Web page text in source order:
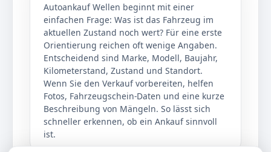
Autoankauf Wellen beginnt mit einer
einfachen Frage: Was ist das Fahrzeug im
aktuellen Zustand noch wert? Für eine erste
Orientierung reichen oft wenige Angaben.
Entscheidend sind Marke, Modell, Baujahr,
Kilometerstand, Zustand und Standort.
Wenn Sie den Verkauf vorbereiten, helfen
Fotos, Fahrzeugschein-Daten und eine kurze
Beschreibung von Mängeln. So lässt sich
schneller erkennen, ob ein Ankauf sinnvoll
ist.